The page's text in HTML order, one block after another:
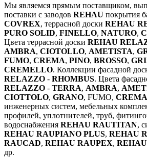
Мы являемся прямым поставщиком,
поставки с заводов REHAU покрытия
COVREX, террасной доски REHAU
PURO SOLID, FINELLO, NATURO,
Цвета террасной доски REHAU
AMBRA, СIOTOLLO, AMETISTA,
FUMO, CREMA, PINO, BROSSO,
CREMELLO. Коллекции фасадной
RELAZZO - RHOMBUS. Цвета
RELAZZO - TERRA, AMBRA,
СIOTTOLO, GRANO, FUMO, CREMA
инженерных систем, мебельных
профилей, уплотнителей, труб,
водоснабжения REHAU RAUTITAN,
REHAU RAUPIANO PLUS, REHAU
RAUCAD, REHAU RAUPEX,
др.